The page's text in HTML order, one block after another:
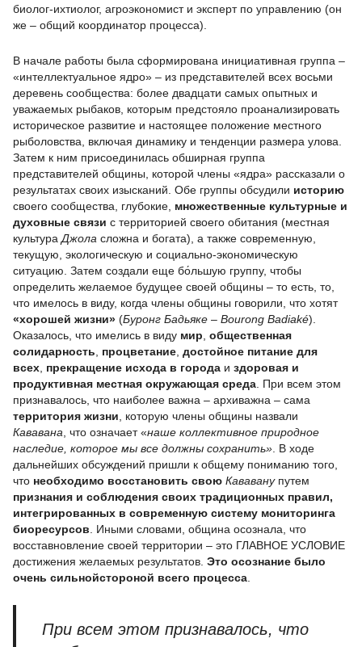
биолог-ихтиолог, агроэкономист и эксперт по управлению (он
же – общий координатор процесса).
В начале работы была сформирована инициативная группа –
«интеллектуальное ядро» – из представителей всех восьми
деревень сообщества: более двадцати самых опытных и
уважаемых рыбаков, которым предстояло проанализировать
историческое развитие и настоящее положение местного
рыболовства, включая динамику и тенденции размера улова.
Затем к ним присоединилась обширная группа
представителей общины, которой члены «ядра» рассказали о
результатах своих изысканий. Обе группы обсудили историю
своего сообщества, глубокие, множественные культурные и
духовные связи с территорией своего обитания (местная
культура Джола сложна и богата), а также современную,
текущую, экологическую и социально-экономическую
ситуацию. Затем создали еще бо́льшую группу, чтобы
определить желаемое будущее своей общины – то есть, то,
что имелось в виду, когда члены общины говорили, что хотят
«хорошей жизни» (Буронг Бадьяке – Bourong Badiaké).
Оказалось, что имелись в виду мир общественная
солидарность
процветание достойное питание для
всех прекращение исхода в города и здоровая и
продуктивная местная окружающая среда . При всем этом
признавалось, что наиболее важна – архиважна – сама
территория жизни , которую члены общины назвали
Кававана , что означает «наше коллективное природное
наследие, которое мы все должны сохранить» . В ходе
дальнейших обсуждений пришли к общему пониманию того,
что необходимо восстановить свою Кававанупутем
признания и соблюдения своих традиционных правил,
интегрированных в современную систему мониторинга
биоресурсов . Иными словами, община осознала, что
восставновление своей территории – это ГЛАВНОЕ УСЛОВИЕ
достижения желаемых результатов. Это осознание было
очень сильнойстороной всего процесса
При всем этом признавалось, что